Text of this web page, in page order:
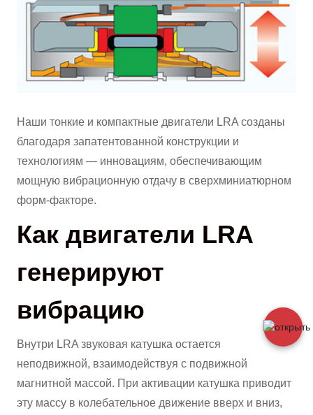
Наши тонкие и компактные двигатели LRA созданы
благодаря запатентованной конструкции и
технологиям — инновациям, обеспечивающим
мощную вибрационную отдачу в сверхминиатюрном
форм-факторе.
Как двигатели LRA
генерируют
вибрацию
Внутри LRA звуковая катушка остается
неподвижной, взаимодействуя с подвижной
магнитной массой. При активации катушка приводит
эту массу в колебательное движение вверх и вниз,